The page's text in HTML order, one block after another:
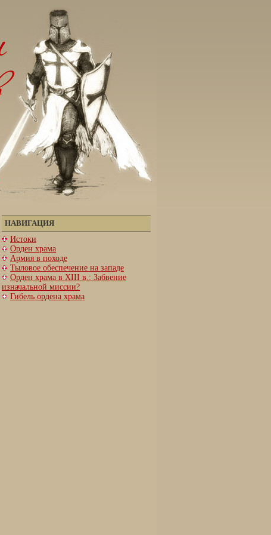
НАВИГАЦИЯ
Истоки
Орден храма
Армия в походе
Тыловое обеспечение на западе
Орден храма в XIII в.: Забвение
изначальной миссии?
Гибель ордена храма